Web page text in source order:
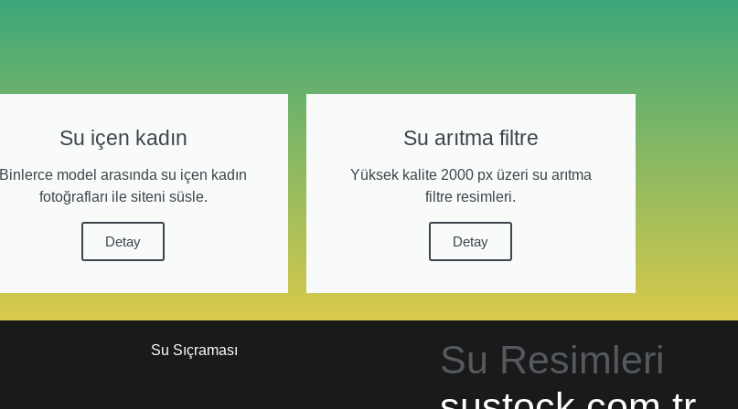
Su içen kadın
Binlerce model arasında su içen kadın
fotoğrafları ile siteni süsle.
Detay
Su arıtma filtre
Yüksek kalite 2000 px üzeri su arıtma
filtre resimleri.
Detay
Su Sıçraması
Su Resimleri